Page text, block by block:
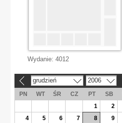
Wydanie: 4012
grudzień 2006
PN WT ŚR CZ PT SB
1
2
4
5 6 7 8 9